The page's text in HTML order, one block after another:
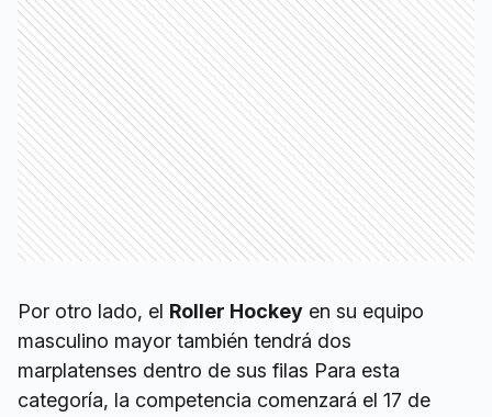
Por otro lado, el Roller Hockey en su equipo
masculino mayor también tendrá dos
marplatenses dentro de sus filas Para esta
categoría, la competencia comenzará el 17 de